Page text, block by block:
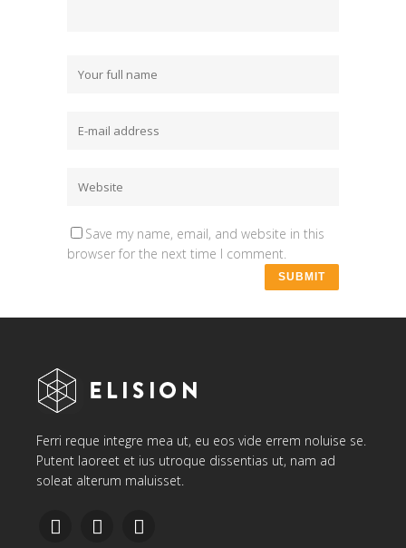
Save my name, email, and website in this
browser for the next time I comment.
Ferri reque integre mea ut, eu eos vide errem noluise se.
Putent laoreet et ius utroque dissentias ut, nam ad
soleat alterum maluisset.